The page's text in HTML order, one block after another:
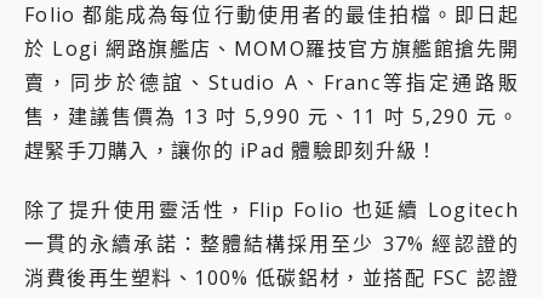
Folio 都能成為每位行動使用者的最佳拍檔。即日起
於 Logi 網路旗艦店、MOMO羅技官方旗艦館搶先開
賣，同步於德誼、Studio A、Franc等指定通路販
售，建議售價為 13 吋 5,990 元、11 吋 5,290 元。
趕緊手刀購入，讓你的 iPad 體驗即刻升級！
除了提升使用靈活性，Flip Folio 也延續 Logitech
一貫的永續承諾：整體結構採用至少 37% 經認證的
消費後再生塑料、100% 低碳鋁材，並搭配 FSC 認證